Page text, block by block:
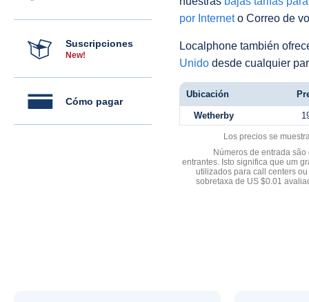
Suscripciones
New!
Cómo pagar
por Interneto Correo de
Localphone también
Unido desde cualquier
Ubicación
Wetherby
Los precios se
Números de entrada
entrantes. Isto significa que um
utilizados para call centers
sobretaxa de US $0.01